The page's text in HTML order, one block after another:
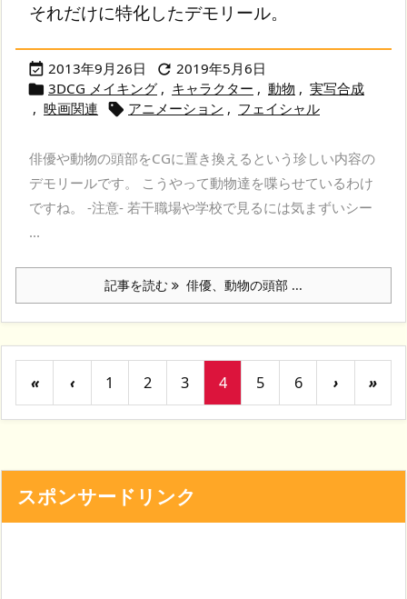
それだけに特化したデモリール。
 2013年9月26日  2019年5月6日
 3DCG メイキング , キャラクター , 動物 , 実写合成
, 映画関連  アニメーション , フェイシャル
俳優や動物の頭部をCGに置き換えるという珍しい内容の
デモリールです。 こうやって動物達を喋らせているわけ
ですね。 -注意- 若干職場や学校で見るには気まずいシー
...
記事を読む 俳優、動物の頭部 ...
« ‹ 1 2 3 4 5 6 › »
スポンサードリンク